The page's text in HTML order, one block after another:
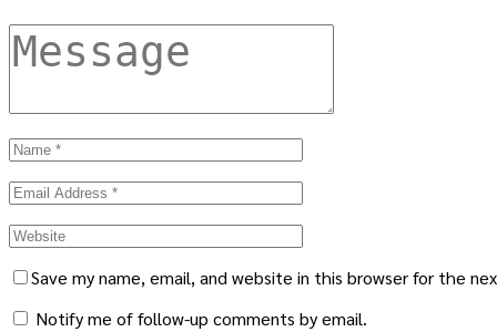
Save my name, email, and website in this browser for the
Notify me of follow-up comments by email.